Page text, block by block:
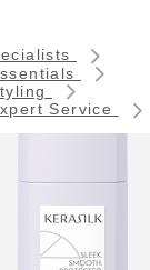
Service